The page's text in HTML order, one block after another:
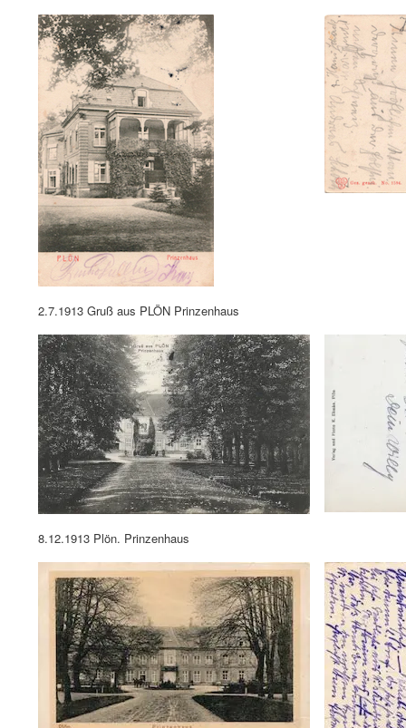
2.7.1913 Gruß aus PLÖN Prinzenhaus
8.12.1913 Plön. Prinzenhaus